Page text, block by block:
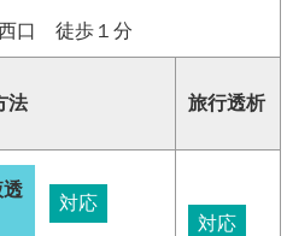
口 徒歩１分
法 旅行透析
透
対応
対応